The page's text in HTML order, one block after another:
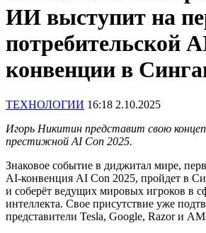
ИИ выступит на
потребительской
конвенции в
ТЕХНОЛОГИИ 16:18 2.10.2025
Игорь Никитин представит свою
престижной AI Con 2025.
Знаковое событие в диджитал мире,
AI-конвенция AI Con 2025, пройдет в
и соберёт ведущих мировых игроков в
интеллекта. Свое присутствие уже
представители Tesla, Google, Razor и